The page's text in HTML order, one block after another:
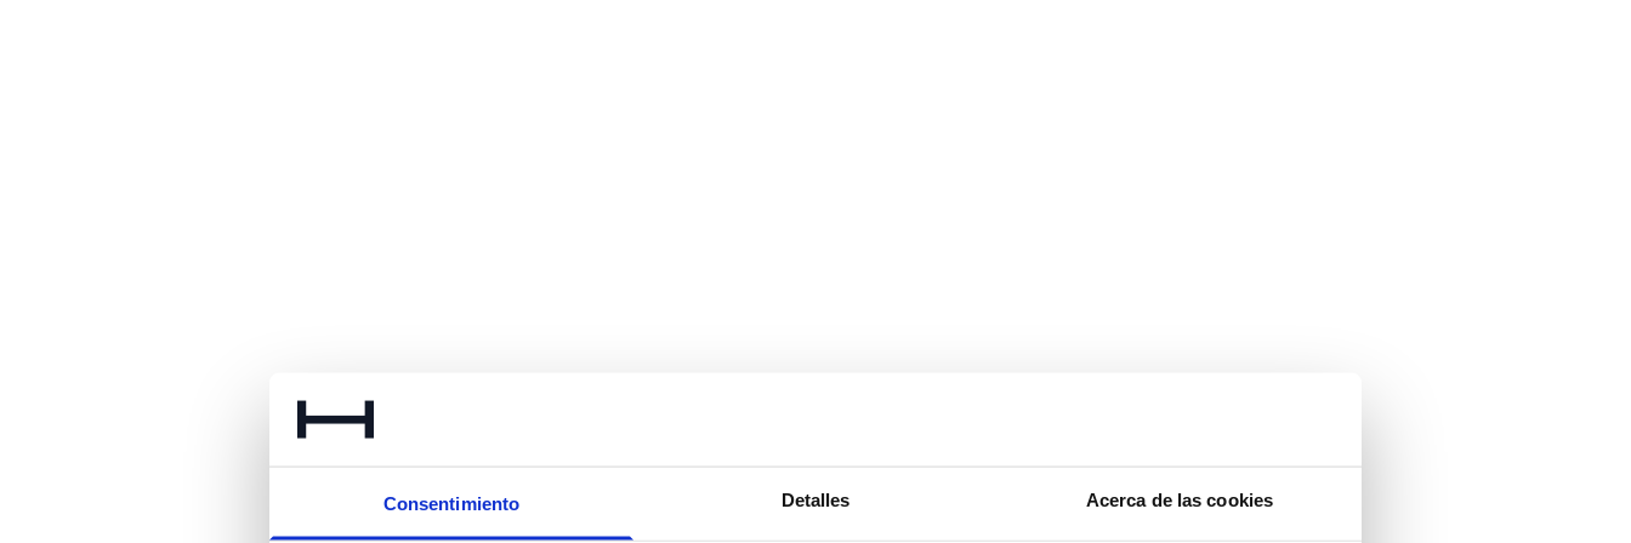
Consentimiento Detalles Acerca de las cookies